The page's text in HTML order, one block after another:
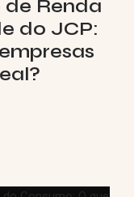
de Renda
do JCP: